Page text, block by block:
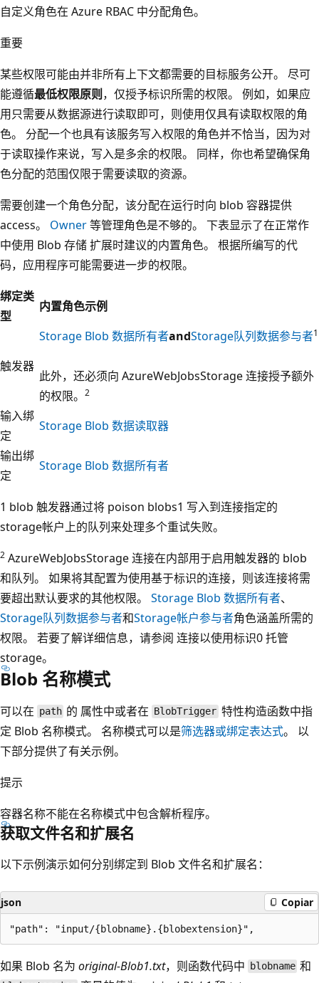
自定义角色在 Azure RBAC 中分配角色。
重要
某些权限可能由并非所有上下文都需要的目标服务公开。 尽可
能遵循最低权限原则，仅授予标识所需的权限。 例如，如果应
用只需要从数据源进行读取即可，则使用仅具有读取权限的角
色。 分配一个也具有该服务写入权限的角色并不恰当，因为对
于读取操作来说，写入是多余的权限。 同样，你也希望确保角
色分配的范围仅限于需要读取的资源。
需要创建一个角色分配，该分配在运行时向 blob 容器提供
access。 Owner等管理角色是不够的。 下表显示了在正常作
中使用 Blob 存储 扩展时建议的内置角色。 根据所编写的代
码，应用程序可能需要进一步的权限。
绑定类
型
内置角色示例
触发器
Storage Blob 数据所有者andStorage队列数据参与者1
此外，还必须向 AzureWebJobsStorage 连接授予额外
的权限。 2
输入绑
定
Storage Blob 数据读取器
输出绑
定
Storage Blob 数据所有者
1 blob 触发器通过将 poison blobs1 写入到连接指定的
storage帐户上的队列来处理多个重试失败。
2 AzureWebJobsStorage 连接在内部用于启用触发器的 blob
和队列。 如果将其配置为使用基于标识的连接，则该连接将需
要超出默认要求的其他权限。 Storage Blob 数据所有者、
Storage队列数据参与者和Storage帐户参与者角色涵盖所需的
权限。 若要了解详细信息，请参阅 连接以使用标识0 托管
storage。
Blob 名称模式
可以在 path 的 属性中或者在 BlobTrigger 特性构造函数中指
定 Blob 名称模式。 名称模式可以是筛选器或绑定表达式。 以
下部分提供了有关示例。
提示
容器名称不能在名称模式中包含解析程序。
获取文件名和扩展名
以下示例演示如何分别绑定到 Blob 文件名和扩展名：
json Copiar
如果 Blob 名为 original-Blob1.txt，则函数代码中 blobname 和